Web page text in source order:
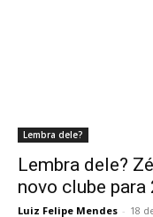
Lembra dele?
Lembra dele?
novo clube para
Luiz Felipe Mendes - 18